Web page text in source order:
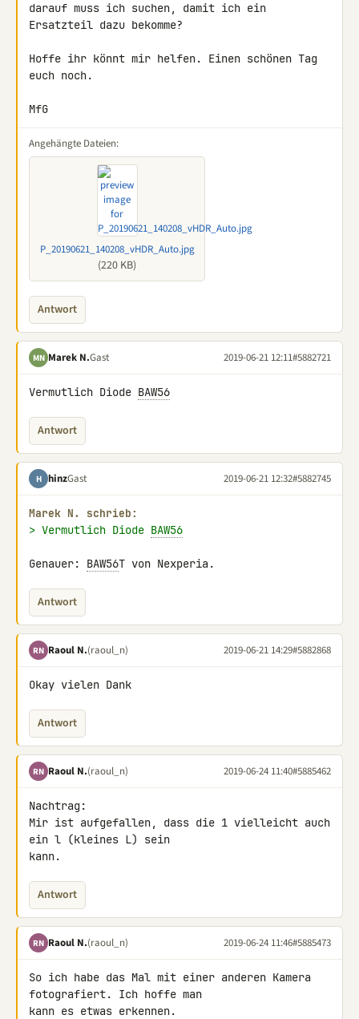
darauf muss ich suchen, damit ich ein
Ersatzteil dazu bekomme?
Hoffe ihr könnt mir helfen. Einen schönen Tag
euch noch.
MfG
Angehängte Dateien:
P_20190621_140208_vHDR_Auto.jpg
(220 KB)
Antwort
MN Marek N.Gast 2019-06-21 12:11#5882721
Vermutlich Diode BAW56
Antwort
H hinzGast 2019-06-21 12:32#5882745
Marek N. schrieb:
> Vermutlich Diode BAW56
Genauer: BAW56T von Nexperia.
Antwort
RN Raoul N.(raoul_n) 2019-06-21 14:29#5882868
Okay vielen Dank
Antwort
RN Raoul N.(raoul_n) 2019-06-24 11:40#5885462
Nachtrag:
Mir ist aufgefallen, dass die 1 vielleicht auch
ein l (kleines L) sein
kann.
Antwort
RN Raoul N.(raoul_n) 2019-06-24 11:46#5885473
So ich habe das Mal mit einer anderen Kamera
fotografiert. Ich hoffe man
kann es etwas erkennen.